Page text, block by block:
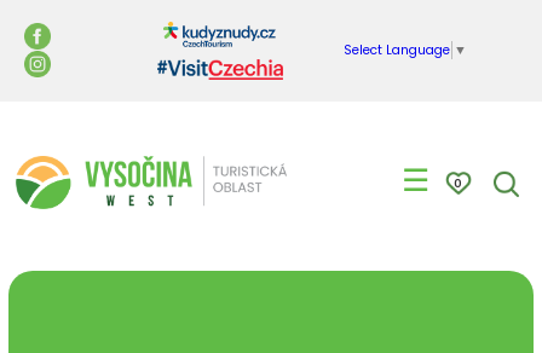
Select Language ▼
☰ 0